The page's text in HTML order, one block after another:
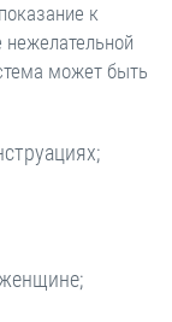
к
может быть